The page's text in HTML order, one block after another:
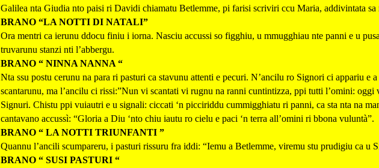
Galilea nta Giudia nto paisi ri Davidi chiamatu Betlemme, pi farisi scriviri ccu Maria, addivintata sa
BRANO “LA NOTTI DI NATALI”
Ora mentri ca ierunu ddocu finiu i iorna. Nasciu accussi so figghiu, u mmugghiau nte panni e u
truvarunu stanzi nti l’abbergu.
BRANO “ NINNA NANNA “
Nta ssu postu cerunu na para ri pasturi ca stavunu attenti e pecuri. N’ancilu ro Signori ci appariu
scantarunu, ma l’ancilu ci rissi:”Nun vi scantati vi rugnu na ranni cuntintizza, ppi tutti l’omini: oggi
Signuri. Chistu ppi vuiautri e u signali: ciccati ‘n picciriddu cummigghiatu ri panni, ca sta nta na
cantavano accussì: “Gloria a Diu ‘nto chiu iautu ro cielu e paci ‘n terra all’omini ri bbona vuluntà”.
BRANO “ LA NOTTI TRIUNFANTI ”
Quannu l’ancili scumpareru, i pasturi rissuru fra iddi: “Iemu a Betlemme, viremu stu prudigiu ca u
BRANO “ SUSI PASTURI “